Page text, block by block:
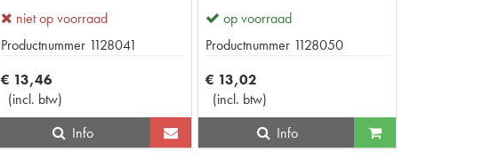
niet op voorraad
Productnummer 1128041
€ 13,46
(incl. btw)
Info
op voorraad
Productnummer 1128050
€ 13,02
(incl. btw)
Info